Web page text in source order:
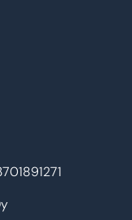
Suomi Oy